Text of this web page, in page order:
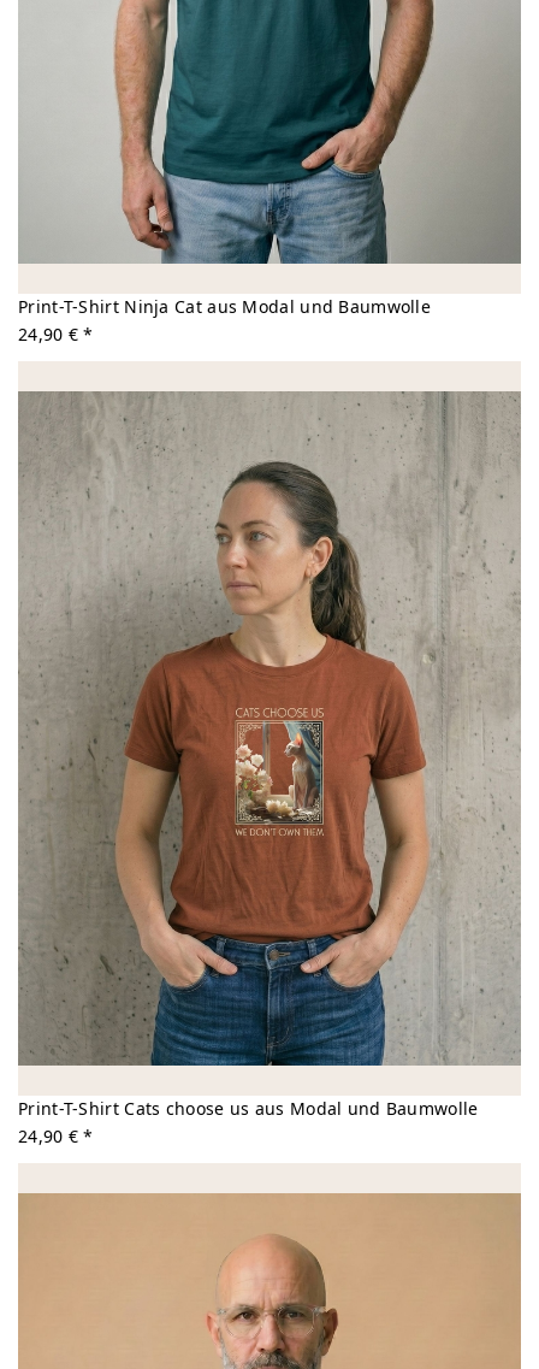
Print-T-Shirt Ninja Cat aus Modal und Baumwolle
24,90 € *
Print-T-Shirt Cats choose us aus Modal und Baumwolle
24,90 € *